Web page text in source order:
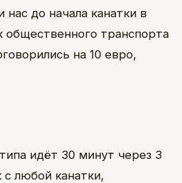
нас до начала канатки в
транспорта
на 10 евро,
идёт 30 минут через 3
с любой канатки,